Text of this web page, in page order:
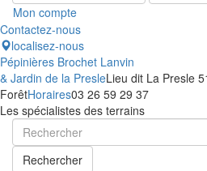
Mon compte
Contactez-nous
localisez-nous
Pépinières Brochet Lanvin
& Jardin de la PresleLieu dit La Presle
ForêtHoraires03 26 59 29 37
Les spécialistes des terrains
Rechercher